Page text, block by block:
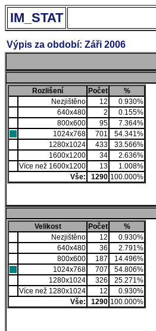
IM_STAT
Výpis za období: Záři 2006
Rozlišení
Počet
%
Nezjištěno
12
0.930%
640x480
2
0.155%
800x600
95
7.364%
1024x768
701
54.341%
1280x1024
433
33.566%
1600x1200
34
2.636%
Více než 1600x1200
13
1.008%
Vše:
1290 100.000%
Velikost
Počet
%
Nezjištěno
12
0.930%
640x480
36
2.791%
800x600
187
14.496%
1024x768
707
54.806%
1280x1024
326
25.271%
Více než 1280x1024
12
0.930%
Vše:
1290 100.000%